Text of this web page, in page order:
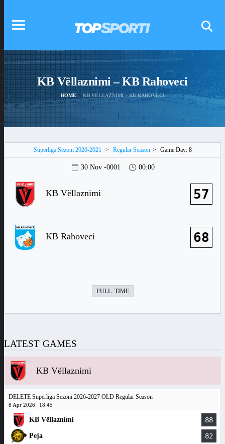
KB Vëllaznimi – KB Rahoveci
HOME KB VËLLAZNIMI – KB RAHOVECI
Superliga Sezoni 2020-2021 > Regular Season > Game Day: 8
30 Nov -0001 00:00
KB Vëllaznimi 57
KB Rahoveci 68
FULL TIME
LATEST GAMES
KB Vëllaznimi
DELETE Superliga Sezoni 2026-2027 OLD Regular Season
8 Apr 2026 18:45
KB Vëllaznimi 88
Peja 82